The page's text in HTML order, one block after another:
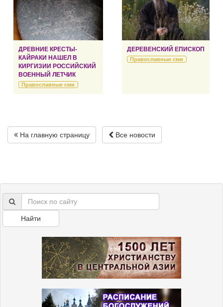
ДРЕВНИЕ КРЕСТЫ-
КАЙРАКИ НАШЕЛ В
КИРГИЗИИ РОССИЙСКИЙ
ВОЕННЫЙ ЛЕТЧИК
Православные сми
ДЕРЕВЕНСКИЙ ЕПИСКОП
Православные сми
На главную страницу Все новости
Найти